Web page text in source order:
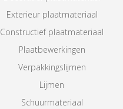
Exterieur plaatmateriaal
Constructief plaatmateriaal
Plaatbewerkingen
Verpakkingslijmen
Lijmen
Schuurmateriaal